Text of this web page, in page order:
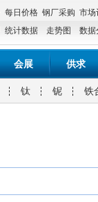
每日价格 钢厂采购 市场
统计数据
走势图 数据
会展 供求
钛 铌 铁